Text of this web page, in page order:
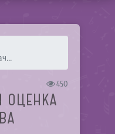
450
ОЦЕНКА